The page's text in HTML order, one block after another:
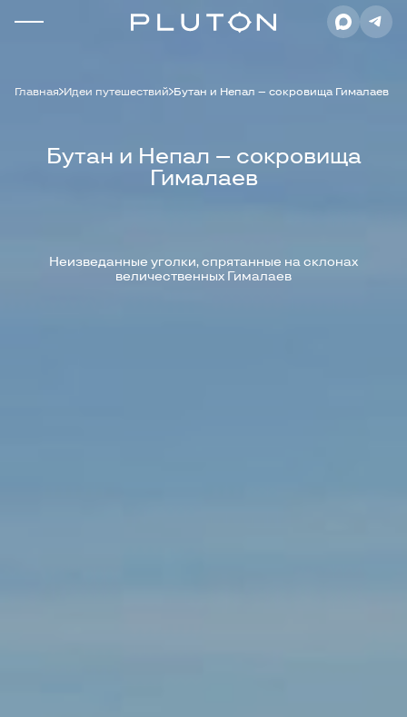
Главная Идеи путешествий Бутан и Непал – сокровища Гималаев
Бутан и Непал – сокровища
Гималаев
Неизведанные уголки, спрятанные на склонах
величественных Гималаев